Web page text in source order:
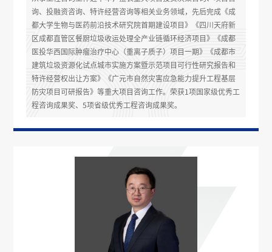
询、投融资咨询、特许经营咨询等相关业务领域，先后完成《成
都大学生物与医药前沿技术研究院首期建设项目》《四川天府新
区成都直管区餐厨垃圾收运处理全产业链循环经济项目》《成都
医投华西国际肿瘤治疗中心（重离子质子）项目一期》《成都市
建筑垃圾资源化试点城市实施方案暨示范项目可行性研究报告和
特许经营权出让方案》《广元市自然灾害应急能力提升工程基层
防灾项目可研报告》等重大项目咨询工作。荣获1项国家级优秀工
程咨询成果奖、5项省级优秀工程咨询成果奖。